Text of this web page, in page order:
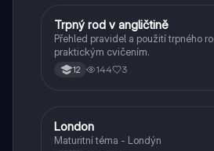
Angličtina
Trpný rod v angličtině
Přehled pravidel a použití trpného
praktickým cvičením.
12 144 3
Angličtina
London
Maturitní téma - Londýn